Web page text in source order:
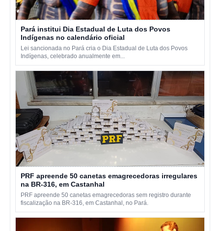
Pará institui Dia Estadual de Luta dos Povos
Indígenas no calendário oficial
Lei sancionada no Pará cria o Dia Estadual de Luta dos Povos
Indígenas, celebrado anualmente em...
PRF apreende 50 canetas emagrecedoras irregulares
na BR-316, em Castanhal
PRF apreende 50 canetas emagrecedoras sem registro durante
fiscalização na BR-316, em Castanhal, no Pará.